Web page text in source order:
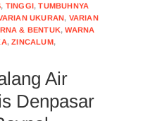
, TINGGI,TUMBUHNYA
UKURAN, VARIAN
& BENTUK,WARNA
,ZINCALUM,
Air
Denpasar